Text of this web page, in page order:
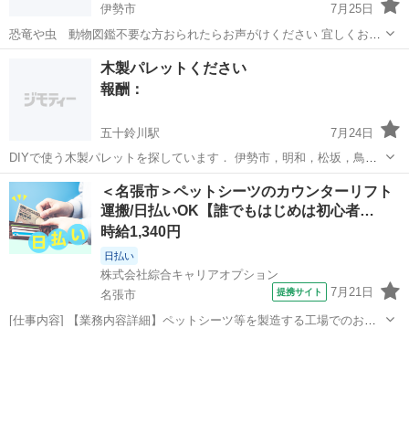
伊勢市
7月25日
恐竜や虫 動物図鑑不要な方おられたらお声がけください 宜しくお願
い致します 乳児がいるため家族対応になることがあります m(_ _)m
買いたい/ください
木製パレットください
報酬：
五十鈴川駅
7月24日
DIYで使う木製パレットを探しています． 伊勢市，明和，松坂，鳥羽
あたりで引き取りに伺います． どなたかお譲りいただけないでしょう
か？
三重 伊勢市 五十鈴川駅 買いたい/ください
＜名張市＞ペットシーツのカウンターリフト
運搬/日払いOK【誰でもはじめは初心者…
時給1,340円
日払い
株式会社綜合キャリアオプション
名張市
提携サイト 7月21日
[仕事内容] 【業務内容詳細】ペットシーツ等を製造する工場でのお仕